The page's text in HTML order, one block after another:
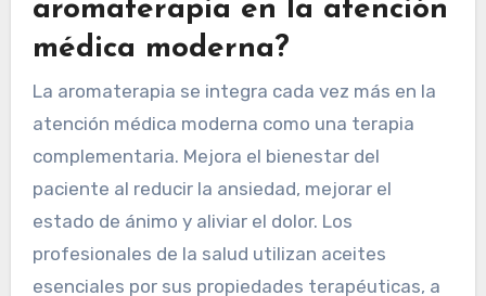
culturales para promover el bienestar espiritual.
Además, la aromaterapia puede mejorar la
¿Cómo se integra la
aromaterapia en la atención
médica moderna?
La aromaterapia se integra cada vez más en la